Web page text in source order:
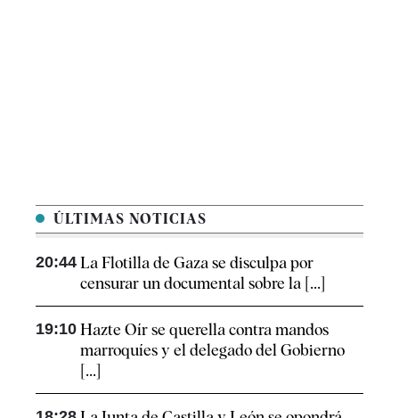
ÚLTIMAS NOTICIAS
20:44 La Flotilla de Gaza se disculpa por
censurar un documental sobre la [...]
19:10 Hazte Oír se querella contra mandos
marroquíes y el delegado del Gobierno
[...]